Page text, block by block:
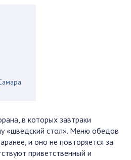
в которых завтраки
«шведский стол». Меню обедов
и оно не повторяется за
приветственный и